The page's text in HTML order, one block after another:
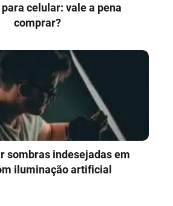
celular: vale a pena
comprar?
sombras indesejadas em
iluminação artificial